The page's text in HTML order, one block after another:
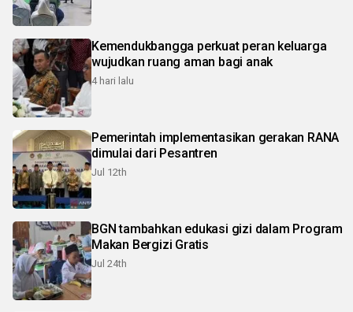
Kemendukbangga perkuat peran keluarga
wujudkan ruang aman bagi anak
4 hari lalu
Pemerintah implementasikan gerakan RANA
dimulai dari Pesantren
Jul 12th
BGN tambahkan edukasi gizi dalam Program
Makan Bergizi Gratis
Jul 24th